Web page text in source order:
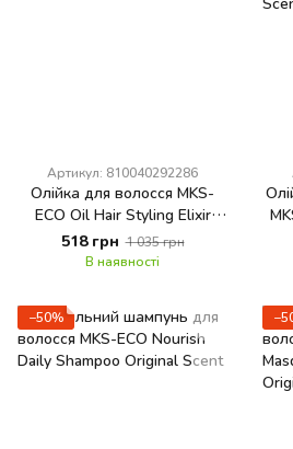
Артикул: 810040292286
Олійка для волосся MKS-
ECO Oil Hair Styling Elixir
Original Scent
518 грн 1 035 грн
В наявності
−50%